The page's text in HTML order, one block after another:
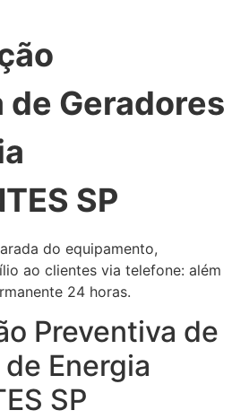
Geradores
SP
do equipamento,
ao clientes via telefone: além
24 horas.
Preventiva de
Energia
SP